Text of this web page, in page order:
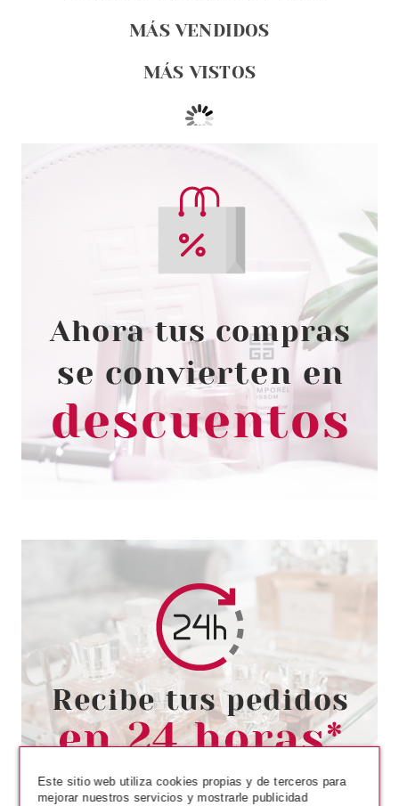
MÁS VENDIDOS
MÁS VISTOS
UBU
UBU DOLL FACE PACK 12
ESPONJAS DE MAQUILLAJE
Pvr 4.99€
-20%
desde
3.99€
REAL TECHNIQUES
REAL TECHNIQUES MIRACLE
SET 6 ESPONJAS
Pvr 24.70€ desde
Este sitio web utiliza cookies propias y de terceros para
mejorar nuestros servicios y mostrarle publicidad